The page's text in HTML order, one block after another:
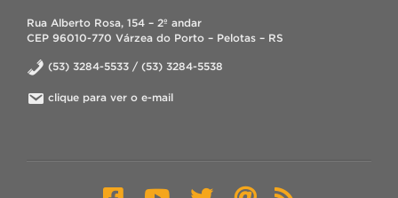
Rua Alberto Rosa, 154 – 2º andar
CEP 96010-770 Várzea do Porto – Pelotas – RS
(53) 3284-5533 / (53) 3284-5538
clique para ver o e-mail